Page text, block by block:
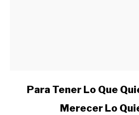
Para Tener Lo Que
Merecer Lo